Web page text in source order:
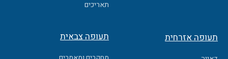
תאריכים
תעופה אזרחית תעופה צבאית